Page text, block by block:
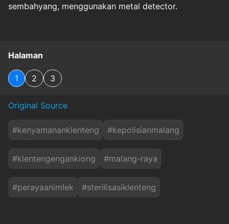
sembahyang, menggunakan metal detector.
Halaman
1 2 3
Original Source
#kenyamananklenteng #kepolisianmalang
#klentengengankiong #malang-raya
#perayaanimlek #sterilisasiklenteng